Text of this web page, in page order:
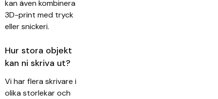
kan även kombinera
3D-print med tryck
eller snickeri.
Hur stora objekt
kan ni skriva ut?
Vi har flera skrivare i
olika storlekar och